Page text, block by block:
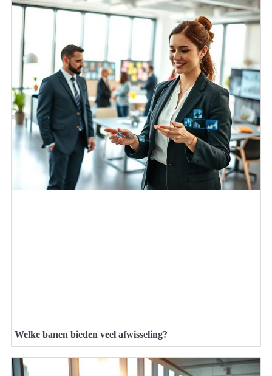
Welke banen bieden veel afwisseling?